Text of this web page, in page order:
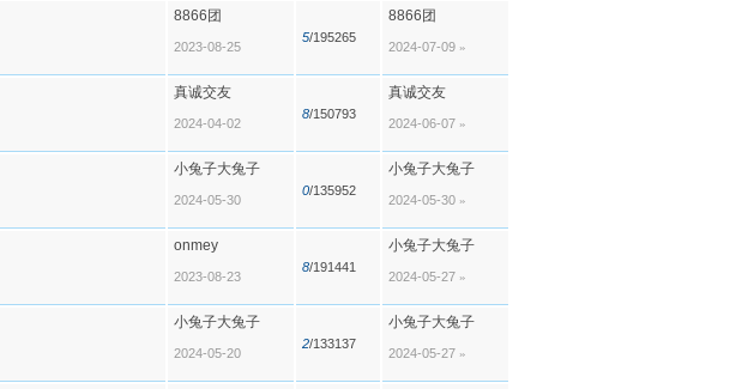
8866团
2023-08-25
5/195265
8866团
2024-07-09 »
真诚交友
2024-04-02
8/150793
真诚交友
2024-06-07 »
小兔子大兔子
2024-05-30
0/135952
小兔子大兔子
2024-05-30 »
onmey
2023-08-23
8/191441
小兔子大兔子
2024-05-27 »
小兔子大兔子
2024-05-20
2/133137
小兔子大兔子
2024-05-27 »